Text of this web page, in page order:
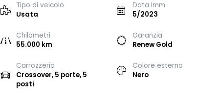
Tipo di veicolo
Usata
Data Imm.
5/2023
Chilometri
55.000 km
Garanzia
Renew Gold
Carrozzeria
Crossover, 5 porte, 5
posti
Colore esterno
Nero